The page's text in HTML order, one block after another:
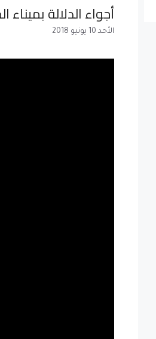
أجواء الدلالة
الأحد 10 يونيو 2018